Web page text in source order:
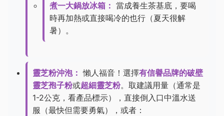
煮一大鍋放冰箱： 當成養生茶基底，要喝
時再加熱或直接喝冷的也行（夏天很解
暑）。
靈芝粉沖泡： 懶人福音！選擇有信譽品牌的破壁
靈芝孢子粉或超細靈芝粉。取建議用量（通常是
1-2公克，看產品標示），直接倒入口中溫水送
服（最快但需要勇氣），或者：